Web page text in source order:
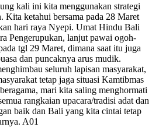
kali ini kita menggunakan strategi
Kita ketahui bersama pada 28 Maret
hari raya Nyepi. Umat Hindu Bali
Pengerupukan, lanjut pawai ogoh-
tgl 29 Maret, dimana saat itu juga
dan puncaknya arus mudik.
seluruh lapisan masyarakat,
tetap jaga situasi Kamtibmas
mari kita saling menghormati
rangkaian upacara/tradisi adat dan
baik dan Bali yang kita cintai tetap
A01